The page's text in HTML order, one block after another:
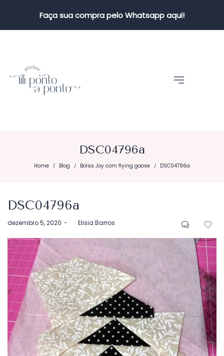
Faça sua compra pelo Whatsapp aqui!
DSC04796a
Home / Blog / Bolsa Joy com flying goose / DSC04796a
DSC04796a
Postado
dezembro 5, 2020 byElisia Barros